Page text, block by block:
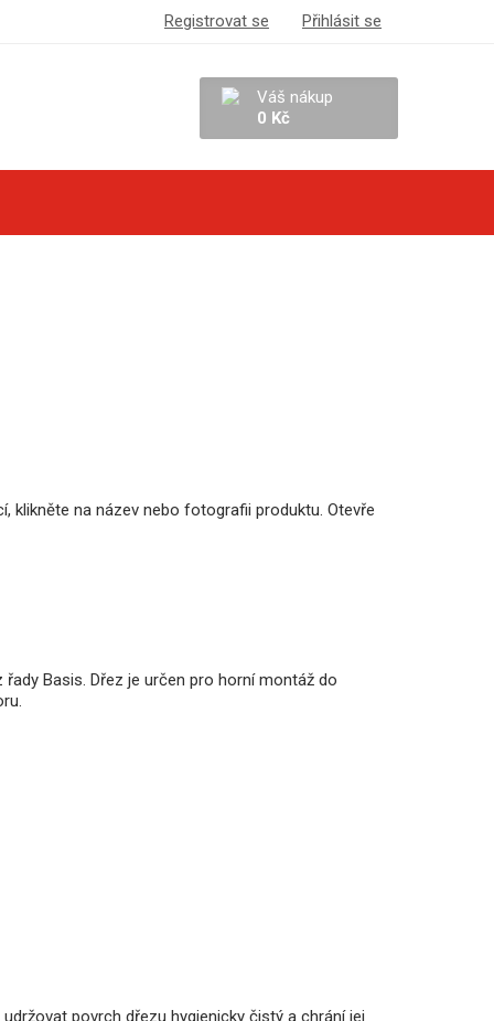
Registrovat se Přihlásit se
Váš nákup
0 Kč
na název nebo fotografii produktu. Otevře
Basis. Dřez je určen pro horní montáž do
povrch dřezu hygienicky čistý a chrání jej